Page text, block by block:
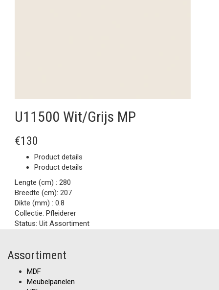
U11500 Wit/Grijs MP
€130
Product details
Product details
Lengte (cm) : 280
Breedte (cm): 207
Dikte (mm) : 0.8
Collectie: Pfleiderer
Status: Uit Assortiment
Assortiment
MDF
Meubelpanelen